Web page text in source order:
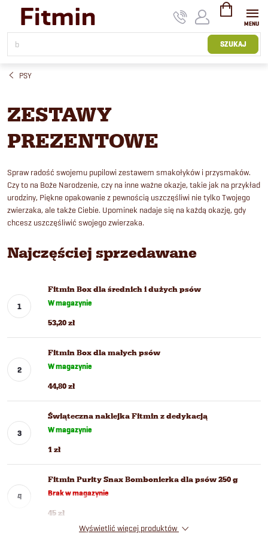
treści
SZUKAJ
KOSZYK
PSY
ZESTAWY
PREZENTOWE
Spraw radość swojemu pupilowi zestawem smakołyków i przysmaków.
Czy to na Boże Narodzenie, czy na inne ważne okazje, takie jak na przykład
urodziny, Piękne opakowanie z pewnością uszczęśliwi nie tylko Twojego
zwierzaka, ale także Ciebie. Upominek nadaje się na każdą okazję, gdy
chcesz uszczęśliwić swojego zwierzaka.
Najczęściej sprzedawane
Fitmin Box dla średnich i dużych psów
W magazynie
53,20 zł
Fitmin Box dla małych psów
W magazynie
44,80 zł
Świąteczna naklejka Fitmin z dedykacją
W magazynie
1 zł
Fitmin Purity Snax Bombonierka dla psów 250 g
Brak w magazynie
45 zł
Wyświetlić więcej produktów